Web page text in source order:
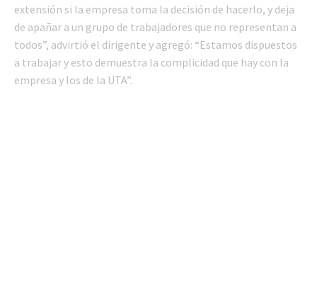
extensión si la empresa toma la decisión de hacerlo, y deja
de apañar a un grupo de trabajadores que no representan a
todos”, advirtió el dirigente y agregó: “Estamos dispuestos
a trabajar y esto demuestra la complicidad que hay con la
empresa y los de la UTA”.